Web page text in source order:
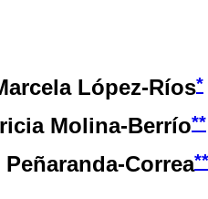
López-Ríos*
Molina-Berrío**
Correa